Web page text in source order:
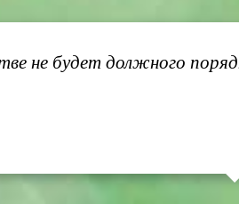
не будет должного